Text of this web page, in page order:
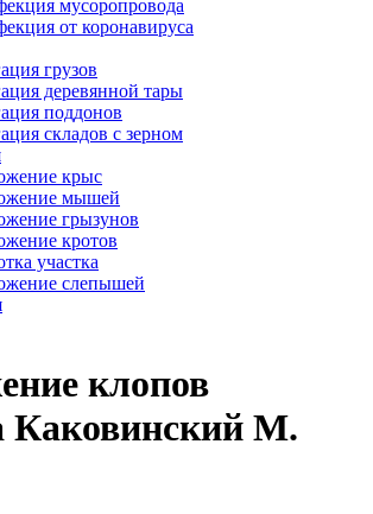
мусоропровода
от коронавируса
грузов
деревянной тары
поддонов
складов с зерном
крыс
мышей
грызунов
кротов
участка
слепышей
клопов
Каковинский М.